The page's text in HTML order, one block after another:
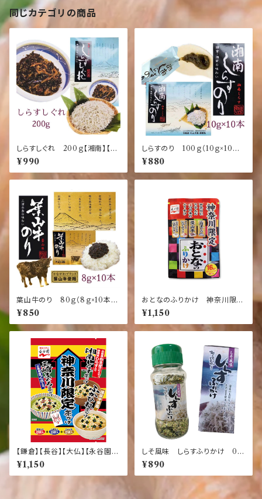
同じカテゴリの商品
しらすしぐれ 200ｇ【湘南】【し
らす】【名産】【鎌倉】【土産】
¥990
しらすのり 100ｇ（10ｇ×10本）
【湘南】【しらす】【名産】【鎌倉】
【土産】
¥880
葉山牛のり 80ｇ（8ｇ×10本
【湘南】【しらす】【名産】【鎌倉】
【土産】【葉山】【葉山牛】）
¥850
おとなのふりかけ 神奈川限定
【神奈川】【鎌倉】【長谷】【湘南】
【永谷園】
¥1,150
【鎌倉】【長谷】【大仏】【永谷園】
【湘南】 湘南しらす茶づけと三崎
まぐろ茶づけとふかひれ茶づけ
¥1,150
しそ風味 しらすふりかけ 0ｇ
【静岡】【鎌倉】【伊豆】【土産】【名
産】【しらす】
¥890